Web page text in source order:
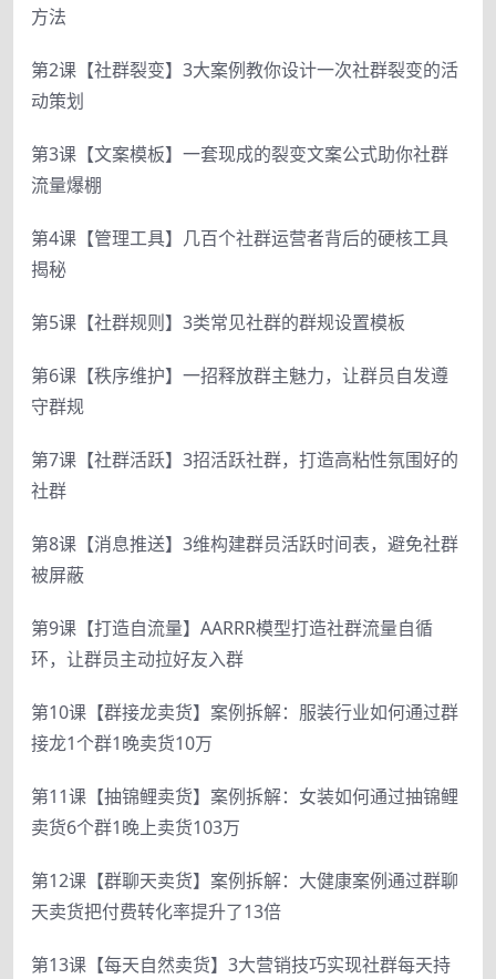
方法
第2课【社群裂变】3大案例教你设计一次社群裂变的活
动策划
第3课【文案模板】一套现成的裂变文案公式助你社群
流量爆棚
第4课【管理工具】几百个社群运营者背后的硬核工具
揭秘
第5课【社群规则】3类常见社群的群规设置模板
第6课【秩序维护】一招释放群主魅力，让群员自发遵
守群规
第7课【社群活跃】3招活跃社群，打造高粘性氛围好的
社群
第8课【消息推送】3维构建群员活跃时间表，避免社群
被屏蔽
第9课【打造自流量】AARRR模型打造社群流量自循
环，让群员主动拉好友入群
第10课【群接龙卖货】案例拆解：服装行业如何通过群
接龙1个群1晚卖货10万
第11课【抽锦鲤卖货】案例拆解：女装如何通过抽锦鲤
卖货6个群1晚上卖货103万
第12课【群聊天卖货】案例拆解：大健康案例通过群聊
天卖货把付费转化率提升了13倍
第13课【每天自然卖货】3大营销技巧实现社群每天持